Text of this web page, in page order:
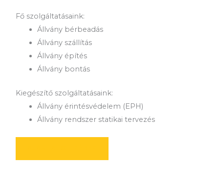
Fő szolgáltatásaink:
Állvány bérbeadás
Állvány szállítás
Állvány építés
Állvány bontás
Kiegészítő szolgáltatásaink:
Állvány érintésvédelem (EPH)
Állvány rendszer statikai tervezés